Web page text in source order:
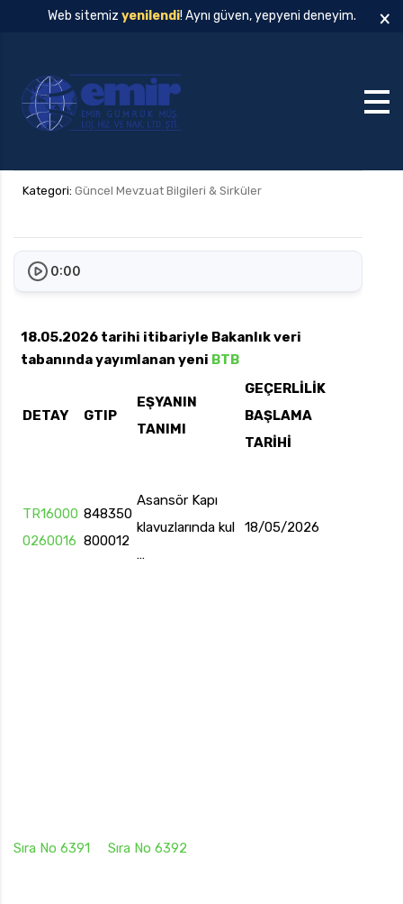
Web sitemiz yenilendi! Aynı güven, yepyeni deneyim. ×
Kategori: Güncel Mevzuat Bilgileri & Sirküler
0:00
18.05.2026 tarihi itibariyle Bakanlık veri
tabanında yayımlanan yeni BTB
DETAY GTIP
EŞYANIN
TANIMI
GEÇERLİLİK
BAŞLAMA
TARİHİ
TR16000
0260016
848350
800012
Asansör Kapı
klavuzlarında kul
…
18/05/2026
Sıra No 6391 Sıra No 6392